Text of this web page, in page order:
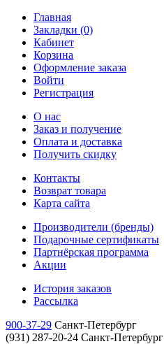
Главная
Закладки (0)
Кабинет
Корзина
Оформление заказа
Войти
Регистрация
О нас
Заказ и получение
Оплата и доставка
Получить скидку
Контакты
Возврат товара
Карта сайта
Производители (бренды)
Подарочные сертификаты
Партнёрская программа
Акции
История заказов
Рассылка
900-37-29 Санкт-Петербург
(931) 287-20-24 Санкт-Петербург